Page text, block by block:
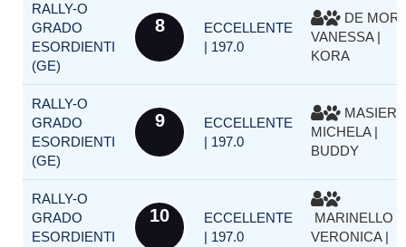
RALLY-O
GRADO
ESORDIENTI
(GE)
8
ECCELLENTE
| 197.0
DE MORI
VANESSA |
KORA
RALLY-O
GRADO
ESORDIENTI
(GE)
9
ECCELLENTE
| 197.0
MICHELA |
BUDDY
RALLY-O
GRADO
ESORDIENTI
10
ECCELLENTE
| 197.0
MARINELLO
VERONICA |